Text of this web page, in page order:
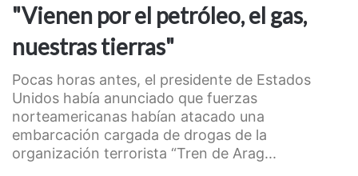
"Vienen por el petróleo, el gas,
nuestras tierras"
Pocas horas antes, el presidente de Estados
Unidos había anunciado que fuerzas
norteamericanas habían atacado una
embarcación cargada de drogas de la
organización terrorista “Tren de Arag...